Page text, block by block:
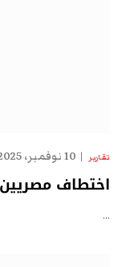
تقارير 10 نوفمبر، 2025
اختطاف
…